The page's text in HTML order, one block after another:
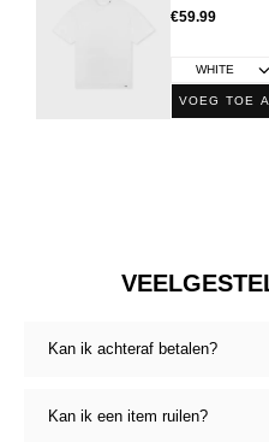
€59.99
VOEG TOE
Kan ik achteraf betalen?
Kan ik een item ruilen?